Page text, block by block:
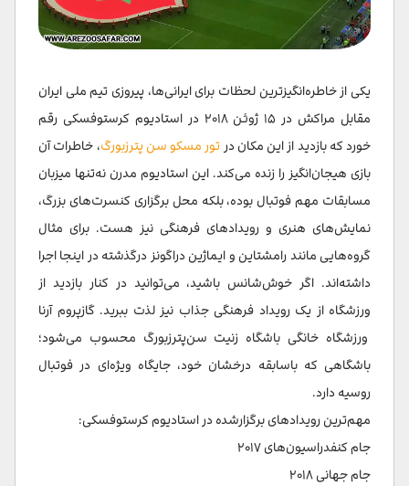
یکی از خاطره‌انگیزترین لحظات برای ایرانی‌ها، پیروزی تیم ملی ایران
مقابل مراکش در ۱۵ ژوئن ۲۰۱۸ در استادیوم کرستوفسکی رقم
خورد که بازدید از این مکان در تور مسکو سن پترزبورگ، خاطرات آن
بازی هیجان‌انگیز را زنده می‌کند. این استادیوم مدرن نه‌تنها میزبان
مسابقات مهم فوتبال بوده، بلکه محل برگزاری کنسرت‌های بزرگ،
نمایش‌های هنری و رویدادهای فرهنگی نیز هست. برای مثال
گروه‌هایی مانند رامشتاین و ایماژین دراگونز درگذشته در اینجا اجرا
داشته‌اند. اگر خوش‌شانس باشید، می‌توانید در کنار بازدید از
ورزشگاه از یک رویداد فرهنگی جذاب نیز لذت ببرید. گازپروم آرنا
ورزشگاه خانگی باشگاه زنیت سن‌پترزبورگ محسوب می‌شود؛
باشگاهی که باسابقه درخشان خود، جایگاه ویژه‌ای در فوتبال
روسیه دارد.
مهم‌ترین رویدادهای برگزارشده در استادیوم کرستوفسکی:
جام کنفدراسیون‌های ۲۰۱۷
جام جهانی ۲۰۱۸